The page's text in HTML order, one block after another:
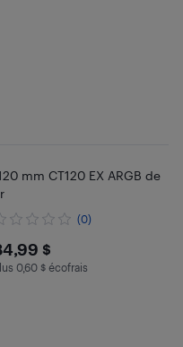
mm CT120 EX ARGB de
(0)
$
0.6 $ en écofrais
0,60 $ écofrais